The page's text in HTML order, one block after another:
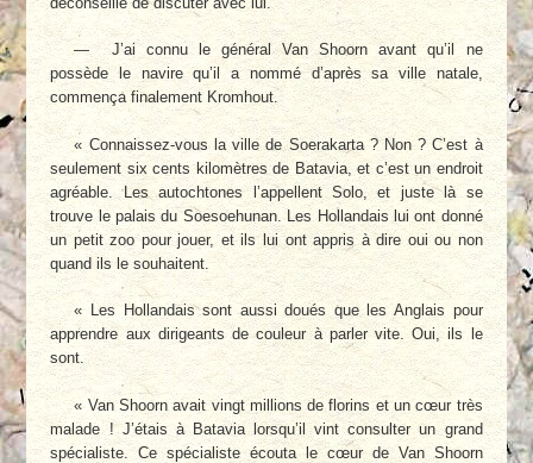
— J’ai connu le général Van Shoorn avant qu’il ne
possède le navire qu’il a nommé d’après sa ville natale,
commença finalement Kromhout.
« Connaissez-vous la ville de Soerakarta ? Non ? C’est à
seulement six cents kilomètres de Batavia, et c’est un endroit
agréable. Les autochtones l’appellent Solo, et juste là se
trouve le palais du Soesoehunan. Les Hollandais lui ont donné
un petit zoo pour jouer, et ils lui ont appris à dire oui ou non
quand ils le souhaitent.
« Les Hollandais sont aussi doués que les Anglais pour
apprendre aux dirigeants de couleur à parler vite. Oui, ils le
sont.
« Van Shoorn avait vingt millions de florins et un cœur très
malade ! J’étais à Batavia lorsqu’il vint consulter un grand
spécialiste. Ce spécialiste écouta le cœur de Van Shoorn